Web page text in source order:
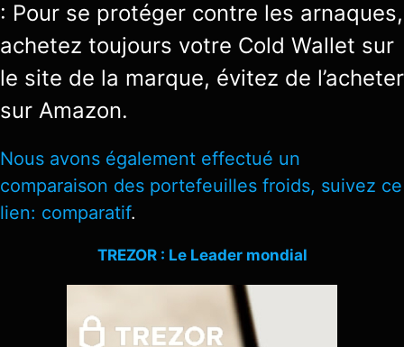
: Pour se protéger contre les arnaques,
achetez toujours votre Cold Wallet sur
le site de la marque, évitez de l’acheter
sur Amazon.
Nous avons également effectué un
comparaison des portefeuilles froids, suivez ce
lien: comparatif.
TREZOR : Le Leader mondial